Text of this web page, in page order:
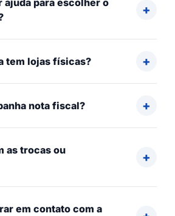
tem lojas físicas?
nota fiscal?
as trocas ou
em contato com a